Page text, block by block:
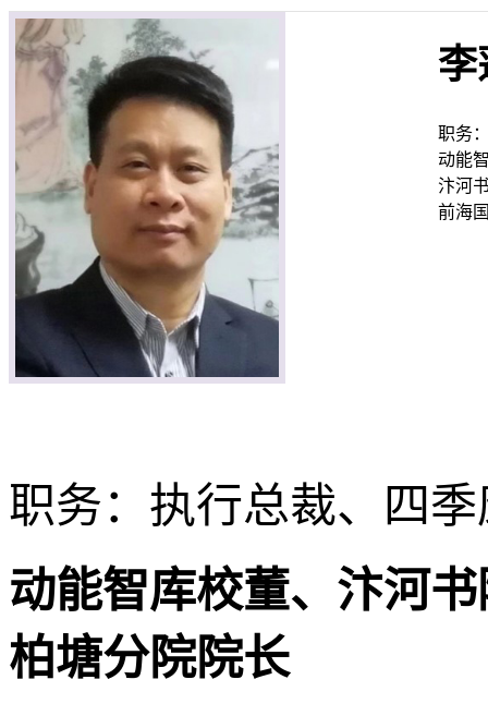
李
职务
动能
汴河
前海
职务：执行总裁、四
动能智库校董、汴河
柏塘分院院长